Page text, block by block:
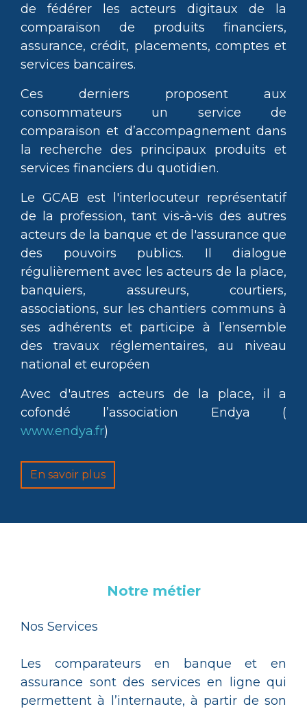
de fédérer les acteurs digitaux de la
comparaison de produits financiers,
assurance, crédit, placements, comptes et
services bancaires.
Ces derniers proposent aux
consommateurs un service de
comparaison et d’accompagnement dans
la recherche des principaux produits et
services financiers du quotidien.
Le GCAB est l'interlocuteur représentatif
de la profession, tant vis-à-vis des autres
acteurs de la banque et de l'assurance que
des pouvoirs publics. Il dialogue
régulièrement avec les acteurs de la place,
banquiers, assureurs, courtiers,
associations, sur les chantiers communs à
ses adhérents et participe à l’ensemble
des travaux réglementaires, au niveau
national et européen
Avec d'autres acteurs de la place, il a
cofondé l’association Endya (
www.endya.fr)
En savoir plus
Notre métier
Nos Services
Les comparateurs en banque et en
assurance sont des services en ligne qui
permettent à l’internaute, à partir de son